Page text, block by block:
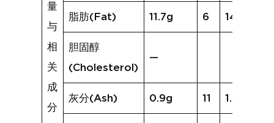
量
与
相
关
成
分
脂肪(Fat) 11.7g 6 14.6g
胆固醇
(Cholesterol)
—
灰分(Ash) 0.9g 11 1.4g